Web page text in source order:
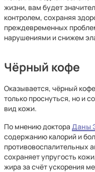
жизни, вам будет
контролем, сохраняя
преждевременных
нарушениями и снижем
Чёрный кофе
Оказывается, чёрный
только проснуться, но и
вид кожи.
По мнению доктора Даны
содержанию калорий и
противовоспалительных
сохраняет упругость
жира за счёт ускорения